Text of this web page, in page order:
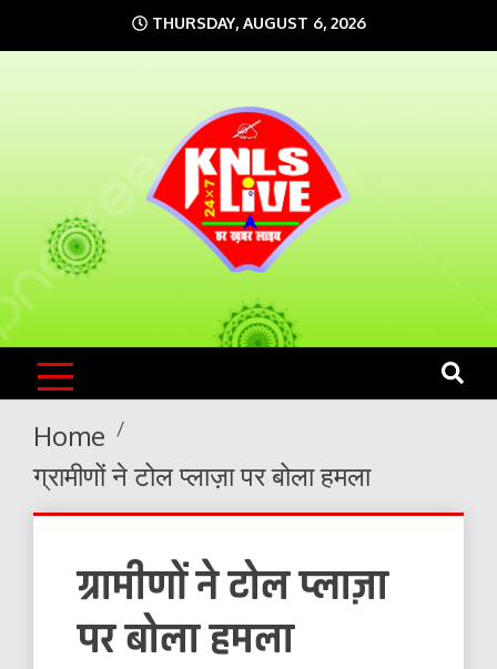
to
THURSDAY, AUGUST 6, 2026
KNLS LIVE
India`s No.1 News Portal
Home
ग्रामीणों ने टोल प्लाज़ा पर बोला हमला
ग्रामीणों ने टोल प्लाज़ा
पर बोला हमला